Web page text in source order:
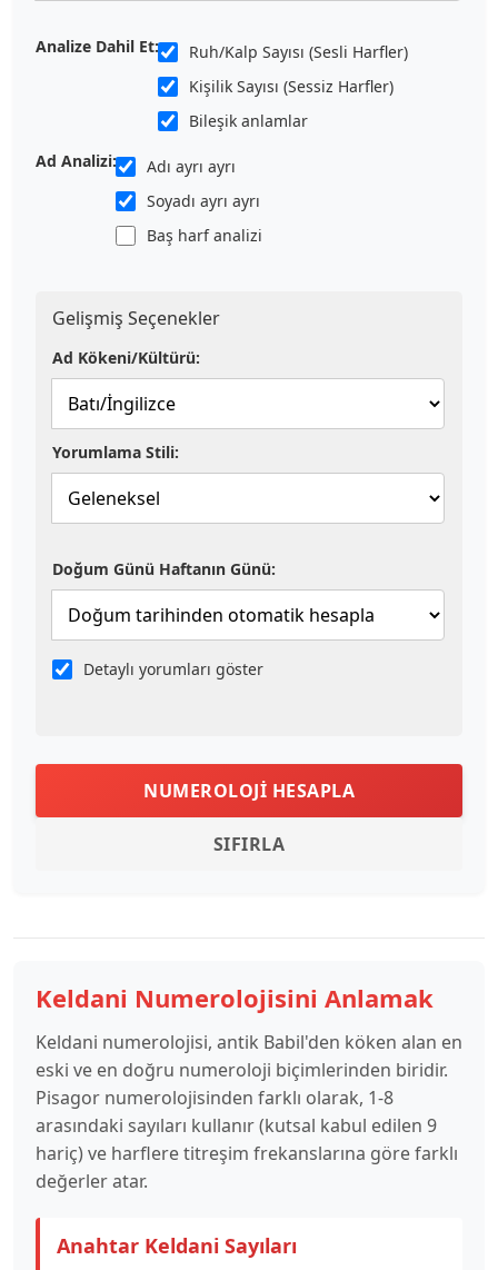
Analize Dahil Et:
Ruh/Kalp Sayısı (Sesli Harfler)
Kişilik Sayısı (Sessiz Harfler)
Bileşik anlamlar
Ad Analizi:
Adı ayrı ayrı
Soyadı ayrı ayrı
Baş harf analizi
Gelişmiş Seçenekler
Ad Kökeni/Kültürü:
Yorumlama Stili:
Doğum Günü Haftanın Günü:
Detaylı yorumları göster
NUMEROLOJI HESAPLA
SIFIRLA
Keldani Numerolojisini Anlamak
Keldani numerolojisi, antik Babil'den köken alan en
eski ve en doğru numeroloji biçimlerinden biridir.
Pisagor numerolojisinden farklı olarak, 1-8
arasındaki sayıları kullanır (kutsal kabul edilen 9
hariç) ve harflere titreşim frekanslarına göre farklı
değerler atar.
Anahtar Keldani Sayıları